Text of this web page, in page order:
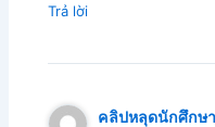
Trả lời
คลิปหลุดนักศึกษา